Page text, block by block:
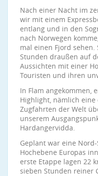
Nach einer Nacht im
wir mit einem
entlang und in den
nach Norwegen
mal einen Fjord
Stunden draußen auf
Aussichten mit einer
Touristen und ihren
In Flam angekommen,
Highlight, nämlich
Zugfahrten der Welt
unserem
Hardangervidda.
Geplant war eine
Hochebene Europas
erste Etappe lagen 22
sieben Stunden reiner